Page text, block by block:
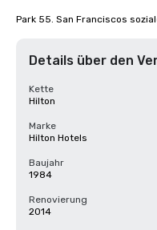
Park 55. San Franciscos
Details über den
Kette
Hilton
Marke
Hilton Hotels
Baujahr
1984
Renovierung
2014